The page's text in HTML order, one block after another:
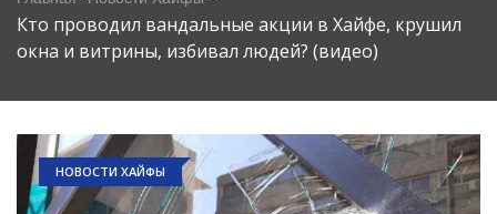
Кто проводил вандальные акции в Хайфе, крушил
окна и витрины, избивал людей? (видео)
НОВОСТИ ХАЙФЫ